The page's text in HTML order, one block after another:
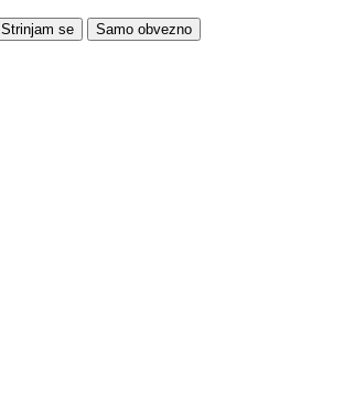
Strinjam se Samo obvezno